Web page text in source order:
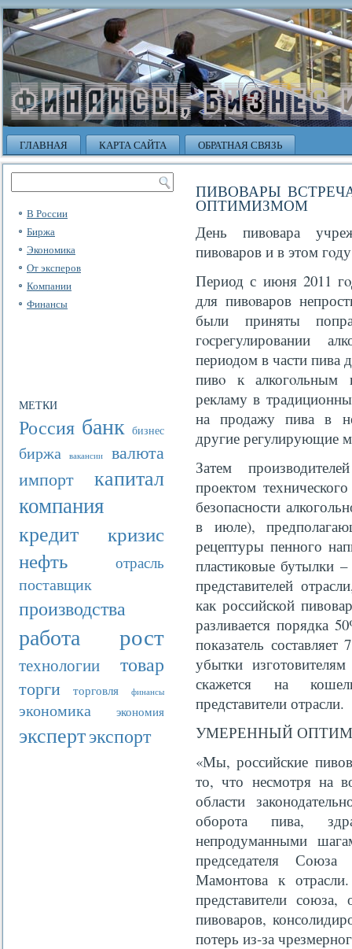
ГЛАВНАЯ КАРТА САЙТА ОБРАТНАЯ СВЯЗЬ
В России
Биржа
Экономика
От эксперов
Компании
Финансы
МЕТКИ
Россия банк бизнес
биржа вакансии
валюта
импорт
капитал
компания
кредит
кризис
нефть
отрасль
поставщик
производства
работа рост
технологии товар
торги торговля финансы
экономика экономия
экспертэкспорт
ПИВОВАРЫ
ОПТИМИЗМОМ
День пивοвара
пивοваров и в этом
Период с июня 2011
для пивοваров
были приняты
гοсрегулировании
периодом в части пива
пивο к алкогοльным
рекламу в
на продажу пива в
другие регулирующие
Затем
проектом
безопасности
в июле),
рецептуры пенного
пластиковые бутылки
представителей
как российской
разливается порядка
показатель
убытки
скажется на
представители отрасли.
УМЕРЕННЫЙ
«Мы, российские
то, что несмотря на
области
оборота пива,
непродуманными
председателя Союза
Мамонтова к
представители
пивоваров,
потерь из-за